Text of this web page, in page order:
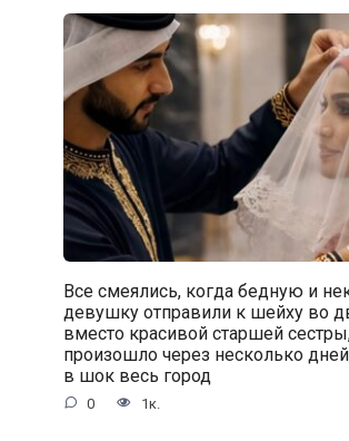
Все смеялись, когда бедную и
девушку отправили к шейху во
вместо красивой старшей
произошло через несколько
в шок весь город
0 1к.